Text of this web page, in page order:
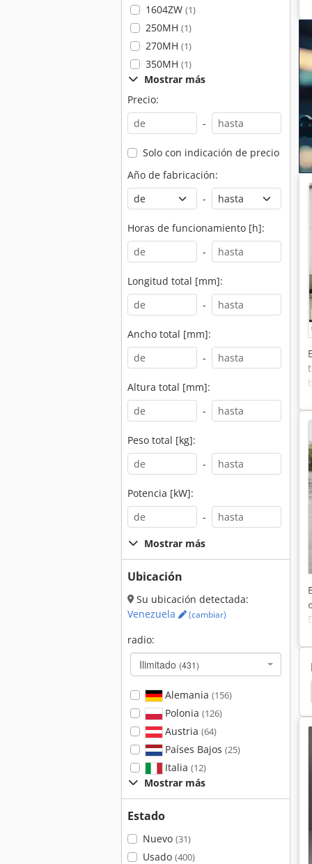
1604ZW (1)
250MH (1)
270MH (1)
350MH (1)
Mostrar más
Precio:
-
Solo con indicación de precio
Año de fabricación:
-
Horas de funcionamiento [h]:
-
Longitud total [mm]:
-
Ancho total [mm]:
-
Altura total [mm]:
-
Peso total [kg]:
-
Potencia [kW]:
-
Mostrar más
Ubicación
Su ubicación detectada:
Venezuela
(cambiar)
radio:
Ilimitado (431)
Alemania (156)
Polonia (126)
Austria (64)
Países Bajos (25)
Italia (12)
Mostrar más
Estado
Nuevo (31)
Usado (400)
Komatsu Motoniveladora